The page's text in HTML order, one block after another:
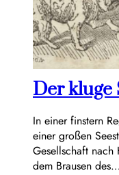
Der kluge
In einer finstern
einer großen
Gesellschaft
dem Brausen des…